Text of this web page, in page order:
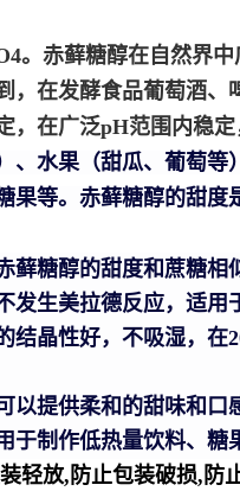
4。赤藓糖醇在自然界中
在发酵食品葡萄酒、
在广泛pH范围内稳
水果（甜瓜、葡萄
等。赤藓糖醇的甜
糖醇的甜度和蔗糖
生美拉德反应，适用
结晶性好，不吸湿，
提供柔和的甜味和
制作低热量饮料、糖
轻放,防止包装破损,防